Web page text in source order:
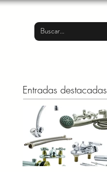
Entradas destacadas